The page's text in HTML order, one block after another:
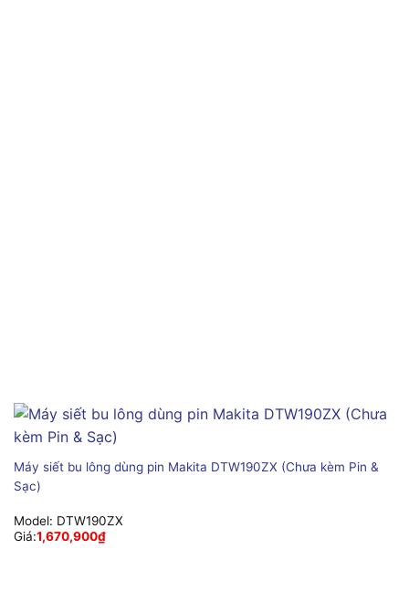
Máy siết bu lông dùng pin Makita DTW190ZX (Chưa kèm Pin &
Sạc)
Model: DTW190ZX
Giá:1,670,900₫